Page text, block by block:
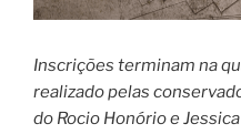
Inscrições terminam na
realizado pelas
do Rocio Honório e